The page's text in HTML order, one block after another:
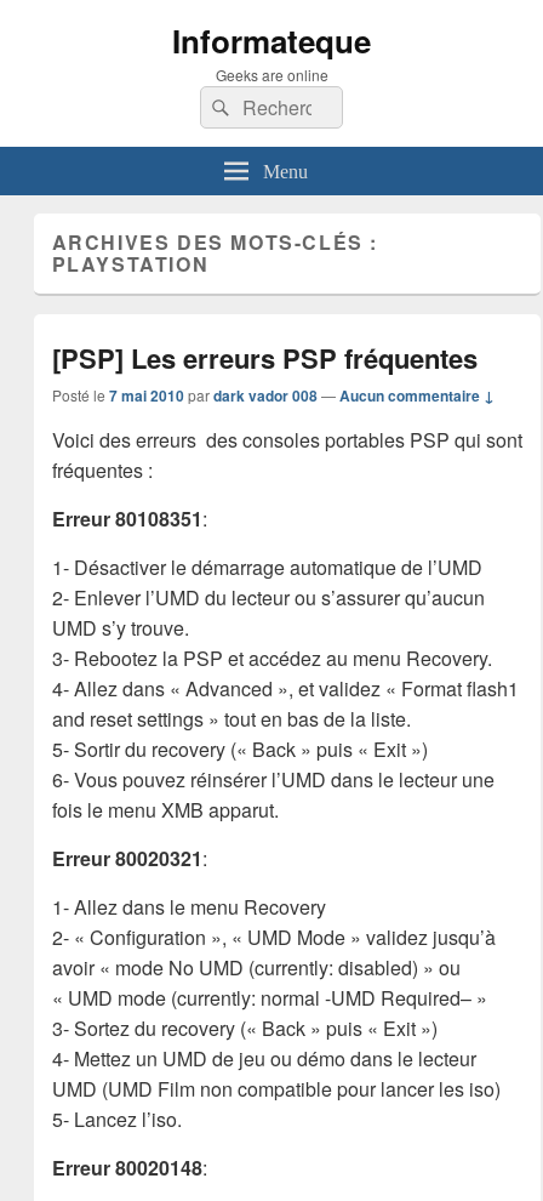
Informateque
Geeks are online
Recherche :
Rechercher
Menu
ARCHIVES DES MOTS-CLÉS :
PLAYSTATION
[PSP] Les erreurs PSP fréquentes
Posté le 7 mai 2010 pardark vador 008 —Aucun commentaire ↓
Voici des erreurs des consoles portables PSP qui sont
fréquentes :
Erreur 80108351:
1- Désactiver le démarrage automatique de l’UMD
2- Enlever l’UMD du lecteur ou s’assurer qu’aucun
UMD s’y trouve.
3- Rebootez la PSP et accédez au menu Recovery.
4- Allez dans « Advanced », et validez « Format flash1
and reset settings » tout en bas de la liste.
5- Sortir du recovery (« Back » puis « Exit »)
6- Vous pouvez réinsérer l’UMD dans le lecteur une
fois le menu XMB apparut.
Erreur 80020321:
1- Allez dans le menu Recovery
2- « Configuration », « UMD Mode » validez jusqu’à
avoir « mode No UMD (currently: disabled) » ou
« UMD mode (currently: normal -UMD Required– »
3- Sortez du recovery (« Back » puis « Exit »)
4- Mettez un UMD de jeu ou démo dans le lecteur
UMD (UMD Film non compatible pour lancer les iso)
5- Lancez l’iso.
Erreur 80020148: